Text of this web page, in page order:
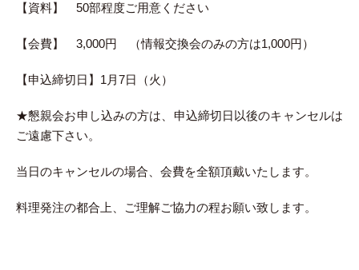
【資料】 50部程度ご用意ください
【会費】 3,000円 （情報交換会のみの方は1,000円）
【申込締切日】1月7日（火）
★懇親会お申し込みの方は、申込締切日以後のキャンセルは
ご遠慮下さい。
当日のキャンセルの場合、会費を全額頂戴いたします。
料理発注の都合上、ご理解ご協力の程お願い致します。